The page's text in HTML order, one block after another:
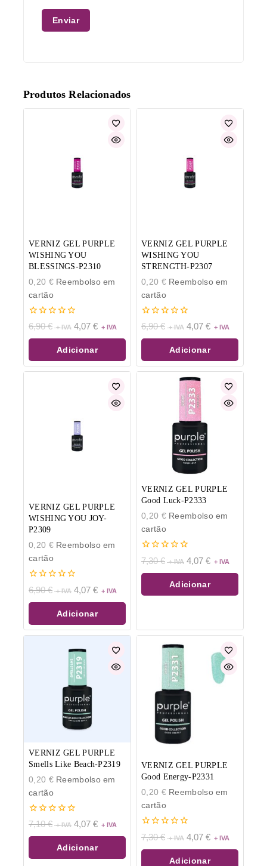
Produtos Relacionados
VERNIZ GEL PURPLE
WISHING YOU
BLESSINGS-P2310
0,20 €Reembolso em
cartão
0
de
5
6,90€ 4,07 €
Adicionar
VERNIZ GEL PURPLE
WISHING YOU
STRENGTH-P2307
0,20 €Reembolso em
cartão
0
de
5
6,90€ 4,07 €
Adicionar
VERNIZ GEL PURPLE
WISHING YOU JOY-
P2309
0,20 €Reembolso em
cartão
0
de
5
6,90€ 4,07 €
Adicionar
VERNIZ GEL PURPLE
Good Luck-P2333
0,20 €Reembolso em
cartão
0
de
5
7,30€ 4,07 €
Adicionar
VERNIZ GEL PURPLE
Smells Like Beach-P2319
0,20 €Reembolso em
cartão
0
de
5
7,10€ 4,07 €
Adicionar
VERNIZ GEL PURPLE
Good Energy-P2331
0,20 €Reembolso em
cartão
0
de
5
7,30€ 4,07 €
Adicionar